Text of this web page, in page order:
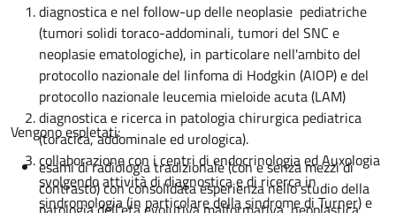
diagnostica e nel follow-up delle neoplasie pediatriche
(tumori solidi toraco-addominali, tumori del SNC e
neoplasie ematologiche), in particolare nell'ambito del
protocollo nazionale del linfoma di Hodgkin (AIOP) e del
protocollo nazionale leucemia mieloide acuta (LAM)
diagnostica e ricerca in patologia chirurgica pediatrica
(toracica, addominale ed urologica).
collaborazione con i centri di endocrinologia ed Auxologia
svolgendo attività di diagnostica e di ricerca in
sindromologia (in particolare della sindrome di Turner) e
Vengono espletati:
esami di radiologia tradizionale (con e senza mezzi di
contrasto) con consolidata esperienza nello studio della